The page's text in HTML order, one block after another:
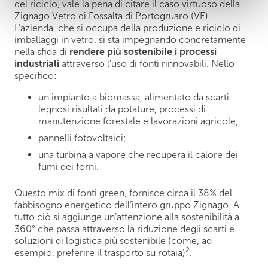
del riciclo, vale la pena di citare il caso virtuoso della
Zignago Vetro di Fossalta di Portogruaro (VE).
L’azienda, che si occupa della produzione e riciclo di
imballaggi in vetro, si sta impegnando concretamente
nella sfida di rendere più sostenibile i processi
industriali attraverso l’uso di fonti rinnovabili. Nello
specifico:
un impianto a biomassa, alimentato da scarti
legnosi risultati da potature, processi di
manutenzione forestale e lavorazioni agricole;
pannelli fotovoltaici;
una turbina a vapore che recupera il calore dei
fumi dei forni.
Questo mix di fonti green, fornisce circa il 38% del
fabbisogno energetico dell’intero gruppo Zignago. A
tutto ciò si aggiunge un’attenzione alla sostenibilità a
360° che passa attraverso la riduzione degli scarti e
soluzioni di logistica più sostenibile (come, ad
esempio, preferire il trasporto su rotaia)2.